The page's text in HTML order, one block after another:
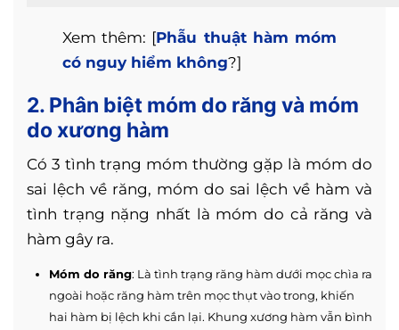
Xem thêm: [Phẫu thuật hàm móm
có nguy hiểm không?]
2. Phân biệt móm do răng và móm
do xương hàm
Có 3 tình trạng móm thường gặp là móm do
sai lệch về răng, móm do sai lệch về hàm và
tình trạng nặng nhất là móm do cả răng và
hàm gây ra.
Móm do răng: Là tình trạng răng hàm dưới mọc chìa ra
ngoài hoặc răng hàm trên mọc thụt vào trong, khiến
hai hàm bị lệch khi cắn lại. Khung xương hàm vẫn bình